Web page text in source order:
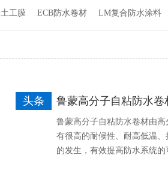
土工膜 ECB防水卷材 LM复合防水涂料
鲁蒙高分子自粘防水
头条
鲁蒙高分子自粘防水卷材由
有很高的耐候性、耐高低温
的发生，有效提高防水系统